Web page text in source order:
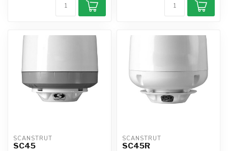
SCANSTRUT
SC45
SCANSTRUT
SC45R